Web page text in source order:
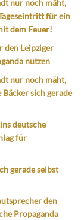
nur noch mäht,
für ein
dem Feuer!
den Leipziger
nutzen
nur noch mäht,
Bäcker sich gerade
deutsche
für
gerade selbst
den
Propaganda